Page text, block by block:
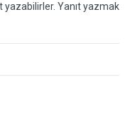
yazabilirler. Yanıt yazmak